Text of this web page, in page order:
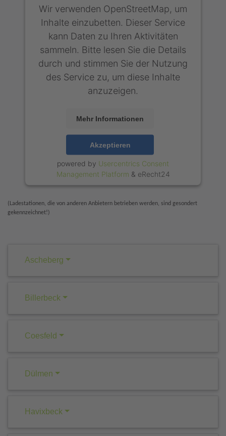
Wir verwenden OpenStreetMap, um
Inhalte einzubetten. Dieser Service
kann Daten zu Ihren Aktivitäten
sammeln. Bitte lesen Sie die Details
durch und stimmen Sie der Nutzung
des Service zu, um diese Inhalte
anzuzeigen.
Mehr Informationen
Akzeptieren
powered by Usercentrics Consent
Management Platform & eRecht24
(Ladestationen, die von anderen Anbietern betrieben werden, sind gesondert
gekennzeichnet!)
Ascheberg
Billerbeck
Coesfeld
Dülmen
Havixbeck